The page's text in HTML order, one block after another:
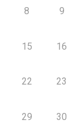
8 9
15 16
22 23
29 30